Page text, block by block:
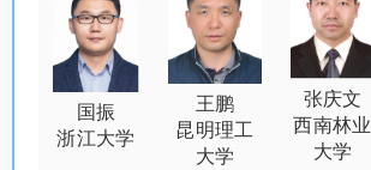
国振
浙江大学
王鹏
昆明理工
大学
张庆文
西南林业
大学